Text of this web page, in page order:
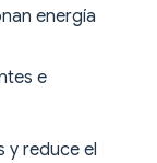
energía
e
y reduce el